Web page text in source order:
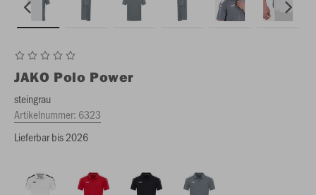
JAKO Polo Power
steingrau
Artikelnummer: 6323
Lieferbar bis 2026